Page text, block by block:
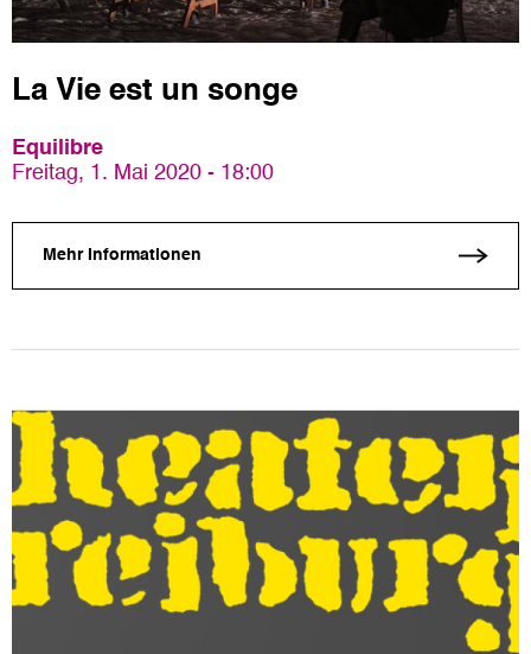
La Vie est un songe
Equilibre
Freitag, 1. Mai 2020 - 18:00
Mehr Informationen